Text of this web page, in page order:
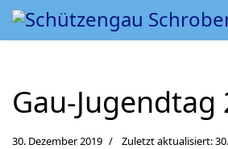
Gau-Jugendtag
30. Dezember 2019 Zuletzt aktualisiert: